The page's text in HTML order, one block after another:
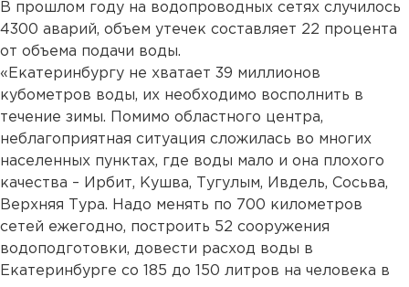
В прошлом году на водопроводных сетях случилось
4300 аварий, объем утечек составляет 22 процента
от объема подачи воды.
«Екатеринбургу не хватает 39 миллионов
кубометров воды, их необходимо восполнить в
течение зимы. Помимо областного центра,
неблагоприятная ситуация сложилась во многих
населенных пунктах, где воды мало и она плохого
качества – Ирбит, Кушва, Тугулым, Ивдель, Сосьва,
Верхняя Тура. Надо менять по 700 километров
сетей ежегодно, построить 52 сооружения
водоподготовки, довести расход воды в
Екатеринбурге со 185 до 150 литров на человека в